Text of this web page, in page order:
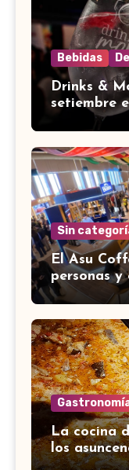
Bebidas
Drinks &
setiembre
Sin
El Asu
personas y
La cocina
los